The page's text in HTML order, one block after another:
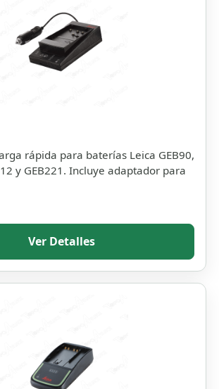
rápida para baterías Leica GEB90,
y GEB221. Incluye adaptador para
Ver Detalles